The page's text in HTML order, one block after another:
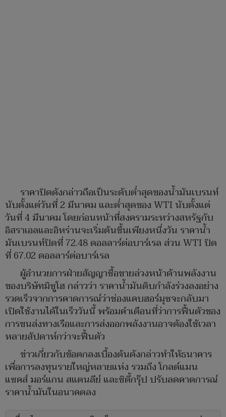
ราคาปิดดังกล่าวถือเป็นระดับต่ำสุดของน้ำมันเบรนท์
นับตั้งแต่วันที่ 2 มีนาคม และต่ำสุดของ WTI นับตั้งแต่
วันที่ 4 มีนาคม โดยก่อนหน้าที่สงครามระหว่างสหรัฐกับ
อิสราเอลและอิหร่านจะเริ่มต้นขึ้นเพียงหนึ่งวัน ราคาน้ำ
มันเบรนท์ปิดที่ 72.48 ดอลลาร์ต่อบาร์เรล ส่วน WTI ปิด
ที่ 67.02 ดอลลาร์ต่อบาร์เรล
ผู้อำนวยการฝ่ายสัญญาซื้อขายล่วงหน้าด้านพลังงาน
ของบริษัทมิซูโฮ กล่าวว่า ราคาน้ำมันดิบกำลังร่วงลงอย่าง
รวดเร็วจากการคาดการณ์ว่าช่องแคบฮอร์มุซจะกลับมา
เปิดใช้งานได้ในเร็ววันนี้ พร้อมคำเตือนที่ว่าการฟื้นตัวของ
การขนส่งทางเรือและการส่งออกพลังงานอาจต้องใช้เวลา
หลายสัปดาห์กว่าจะฟื้นตัว
ข่าวเกี่ยวกับข้อตกลงเบื้องต้นดังกล่าวทำให้ธนาคาร
เพื่อการลงทุนรายใหญ่หลายแห่ง รวมถึง โกลด์แมน
แซคส์ มอร์แกน สแตนลีย์ และซิตี้กรุ๊ป ปรับลดคาดการณ์
ราคาน้ำมันในอนาคตลง